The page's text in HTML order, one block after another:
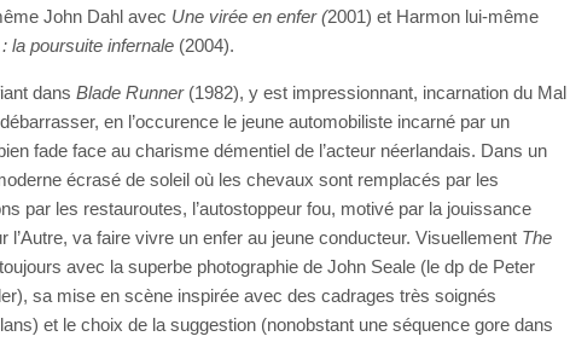
John Dahl avec Une virée en enfer (2001) et Harmon lui-même
la poursuite infernale (2004).
dans Blade Runner (1982), y est impressionnant, incarnation du Mal
en l’occurence le jeune automobiliste incarné par un
fade face au charisme démentiel de l’acteur néerlandais. Dans un
écrasé de soleil où les chevaux sont remplacés par les
par les restauroutes, l’autostoppeur fou, motivé par la jouissance
l’Autre, va faire vivre un enfer au jeune conducteur. Visuellement The
avec la superbe photographie de John Seale (le dp de Peter
sa mise en scène inspirée avec des cadrages très soignés
et le choix de la suggestion (nonobstant une séquence gore dans